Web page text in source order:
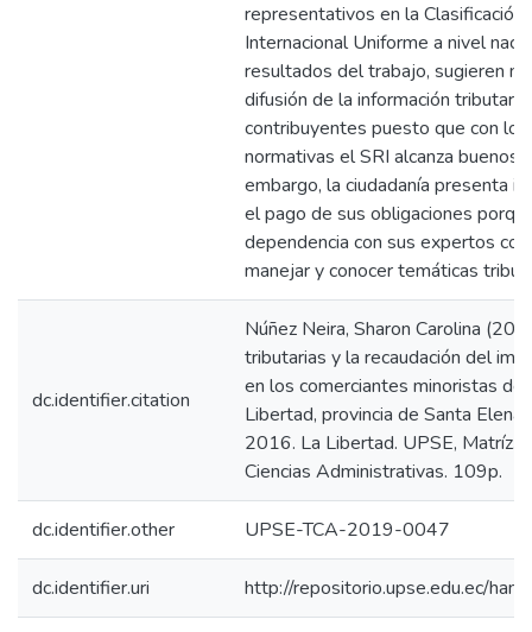
representativos en la Clasificación
Internacional Uniforme a nivel
resultados del trabajo, sugieren
difusión de la información
contribuyentes puesto que con
normativas el SRI alcanza buenos
embargo, la ciudadanía presenta
el pago de sus obligaciones
dependencia con sus expertos
manejar y conocer temáticas
dc.identifier.citation
Núñez Neira, Sharon Carolina
tributarias y la recaudación del
en los comerciantes minoristas
Libertad, provincia de Santa
2016. La Libertad. UPSE, Matríz.
Ciencias Administrativas. 109p.
dc.identifier.other UPSE-TCA-2019-0047
dc.identifier.uri http://repositorio.upse.edu.ec/